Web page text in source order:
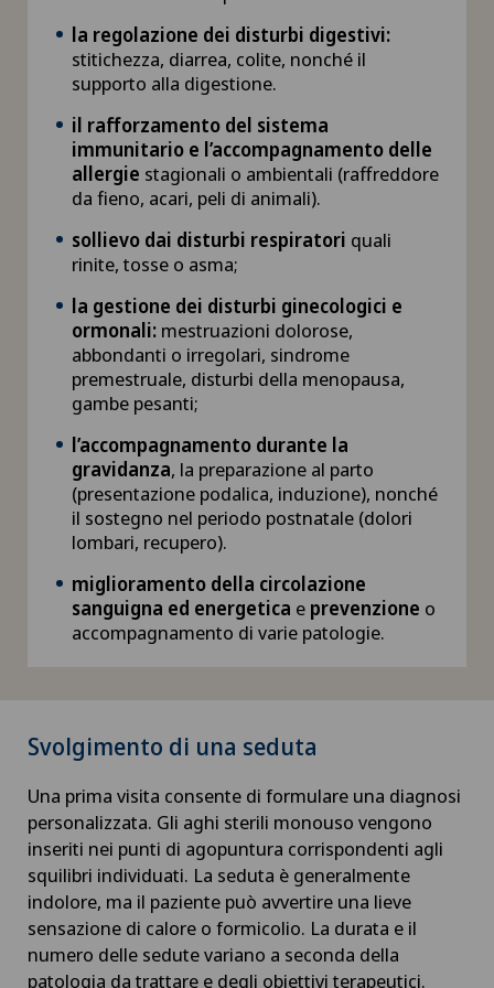
Chirurgia generale
Chirurgia maxillo-facciale
Chirurgia mini-invasiva
Chirurgia oculistica
Chirurgia oncologica
Chirurgia ortopedica
Chirurgia pediatrica
Chirurgia plastica, estetica e ricostruttiva
Chirurgia toracica
Chirurgia vascolare
Chirurgia viscerale
Chiusura del bacino / rebozo
Coaching individuale / consulenza d’immagine
Collegare la psicologia
Coloproctologia
la regolazione dei disturbi digestivi:
stitichezza, diarrea, colite, nonché il
supporto alla digestione.
il rafforzamento del sistema
immunitario e l’accompagnamento delle
allergie stagionali o ambientali (raffreddore
da fieno, acari, peli di animali).
sollievo dai disturbi respiratori quali
rinite, tosse o asma;
la gestione dei disturbi ginecologici e
ormonali: mestruazioni dolorose,
abbondanti o irregolari, sindrome
premestruale, disturbi della menopausa,
gambe pesanti;
l’accompagnamento durante la
gravidanza, la preparazione al parto
(presentazione podalica, induzione), nonché
il sostegno nel periodo postnatale (dolori
lombari, recupero).
miglioramento della circolazione
sanguigna ed energetica e prevenzione o
accompagnamento di varie patologie.
Svolgimento di una seduta
Una prima visita consente di formulare una diagnosi
personalizzata. Gli aghi sterili monouso vengono
inseriti nei punti di agopuntura corrispondenti agli
squilibri individuati. La seduta è generalmente
indolore, ma il paziente può avvertire una lieve
sensazione di calore o formicolio. La durata e il
numero delle sedute variano a seconda della
patologia da trattare e degli obiettivi terapeutici.